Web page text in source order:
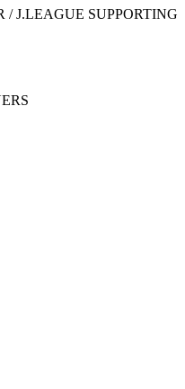
/ J.LEAGUE SUPPORTING